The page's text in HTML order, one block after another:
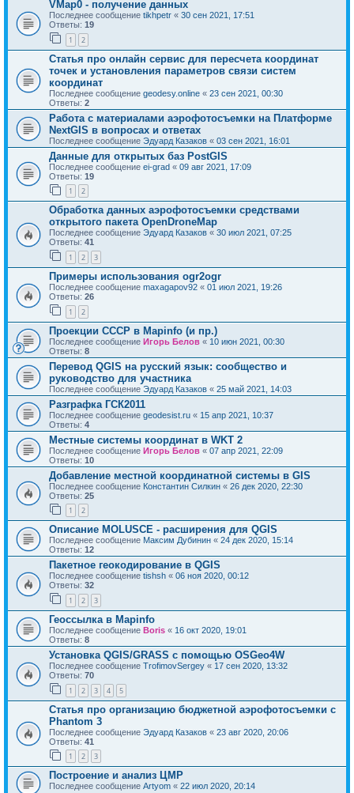
VMap0 - получение данных
Последнее сообщение tikhpetr « 30 сен 2021, 17:51
Ответы: 19
1 2
Статья про онлайн сервис для пересчета координат
точек и установления параметров связи систем
координат
Последнее сообщение geodesy.online « 23 сен 2021, 00:30
Ответы: 2
Работа с материалами аэрофотосъемки на Платформе
NextGIS в вопросах и ответах
Последнее сообщение Эдуард Казаков « 03 сен 2021, 16:01
Данные для открытых баз PostGIS
Последнее сообщение ei-grad « 09 авг 2021, 17:09
Ответы: 19
1 2
Обработка данных аэрофотосъемки средствами
открытого пакета OpenDroneMap
Последнее сообщение Эдуард Казаков « 30 июл 2021, 07:25
Ответы: 41
1 2 3
Примеры использования ogr2ogr
Последнее сообщение maxagapov92 « 01 июл 2021, 19:26
Ответы: 26
1 2
Проекции СССР в Mapinfo (и пр.)
Последнее сообщение Игорь Белов « 10 июн 2021, 00:30
Ответы: 8
Перевод QGIS на русский язык: сообщество и
руководство для участника
Последнее сообщение Эдуард Казаков « 25 май 2021, 14:03
Разграфка ГСК2011
Последнее сообщение geodesist.ru « 15 апр 2021, 10:37
Ответы: 4
Местные системы координат в WKT 2
Последнее сообщение Игорь Белов « 07 апр 2021, 22:09
Ответы: 10
Добавление местной координатной системы в GIS
Последнее сообщение Константин Силкин « 26 дек 2020, 22:30
Ответы: 25
1 2
Описание MOLUSCE - расширения для QGIS
Последнее сообщение Максим Дубинин « 24 дек 2020, 15:14
Ответы: 12
Пакетное геокодирование в QGIS
Последнее сообщение tishsh « 06 ноя 2020, 00:12
Ответы: 32
1 2 3
Геоссылка в Mapinfo
Последнее сообщение Boris « 16 окт 2020, 19:01
Ответы: 8
Установка QGIS/GRASS с помощью OSGeo4W
Последнее сообщение TrofimovSergey « 17 сен 2020, 13:32
Ответы: 70
1 2 3 4 5
Статья про организацию бюджетной аэрофотосъемки с
Phantom 3
Последнее сообщение Эдуард Казаков « 23 авг 2020, 20:06
Ответы: 41
1 2 3
Построение и анализ ЦМР
Последнее сообщение Artyom « 22 июл 2020, 20:14